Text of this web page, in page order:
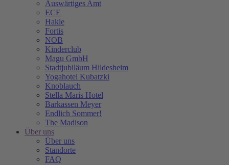
Auswärtiges Amt
ECE
Hakle
Fortis
NOB
Kinderclub
Magu GmbH
Stadtjubiläum Hildesheim
Yogahotel Kubatzki
Knoblauch
Stella Maris Hotel
Barkassen Meyer
Endlich Sommer!
The Madison
Über uns
Über uns
Standorte
FAQ